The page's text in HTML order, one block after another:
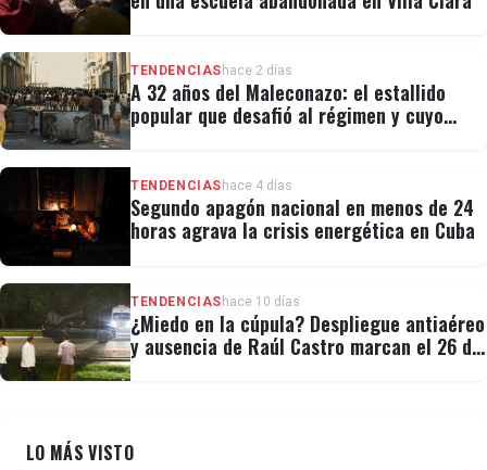
TENDENCIAS hace 2 días
A 32 años del Maleconazo: el estallido
popular que desafió al régimen y cuyo
TENDENCIAS hace 4 días
Segundo apagón nacional en menos de 24
horas agrava la crisis energética en Cuba
TENDENCIAS hace 10 días
¿Miedo en la cúpula? Despliegue antiaéreo
y ausencia de Raúl Castro marcan el 26 de
LO MÁS VISTO